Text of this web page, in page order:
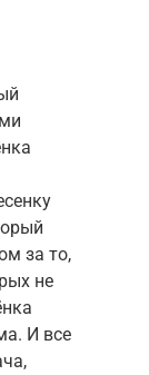
за то,
не
И все